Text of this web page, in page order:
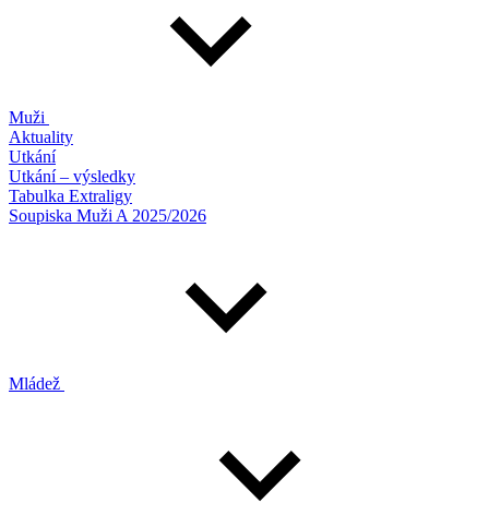
Muži
Aktuality
Utkání
Utkání – výsledky
Tabulka Extraligy
Soupiska Muži A 2025/2026
Mládež